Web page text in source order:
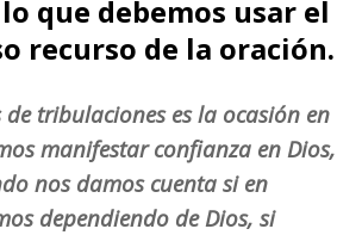
que debemos usar el
recurso de la oración.
de tribulaciones es la ocasión en
manifestar confianza en Dios,
nos damos cuenta si en
dependiendo de Dios, si